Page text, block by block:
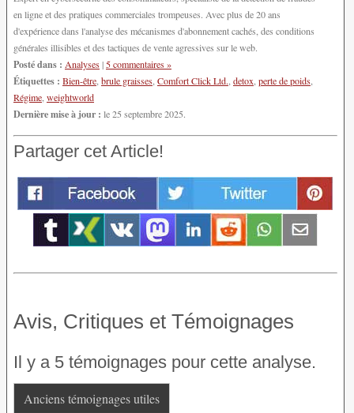
en ligne et des pratiques commerciales trompeuses. Avec plus de 20 ans
d'expérience dans l'analyse des mécanismes d'abonnement cachés, des conditions
générales illisibles et des tactiques de vente agressives sur le web.
Posté dans : Analyses|5 commentaires »
Étiquettes : Bien-être,brule graisses,Comfort Click Ltd.,detox,perte de poids,
Régime,weightworld
Dernière mise à jour : le 25 septembre 2025.
Partager cet Article!
Avis, Critiques et Témoignages
Il y a 5 témoignages pour cette analyse.
Anciens témoignages utiles